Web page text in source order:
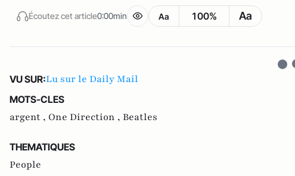
Écoutez cet article0:00min Aa 100% Aa
VU SUR:Lu sur le Daily Mail
MOTS-CLES
argent , One Direction , Beatles
THEMATIQUES
People